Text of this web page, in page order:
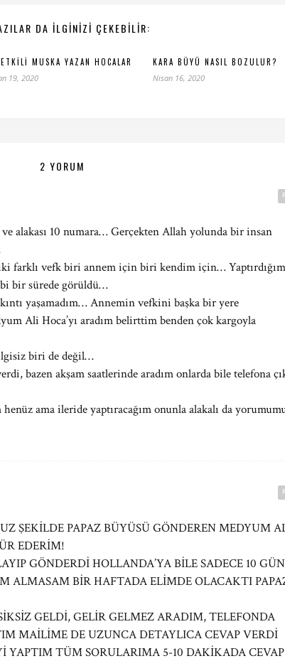
DA ILGINIZI ÇEKEBILIR:
MUSKA YAZAN HOCALAR
19, 2020
KARA BÜYÜ NASIL BOZULUR?
Nisan 16, 2020
2 YORUM
alakası 10 numara… Gerçekten Allah yolunda bir insan
farklı vefk biri annem için biri kendim için…
bir sürede görüldü…
yaşamadım… Annemin vefkini başka bir yere
Ali Hoca’yı aradım belirttim benden çok kargoyla
biri de değil…
bazen akşam saatlerinde aradım onlarda bile telefona
henüz ama ileride yaptıracağım onunla alakalı da
ŞEKİLDE PAPAZ BÜYÜSÜ GÖNDEREN MEDYUM
EDERİM!
GÖNDERDİ HOLLANDA’YA BİLE SADECE 10
ALMASAM BİR HAFTADA ELİMDE OLACAKTI
GELDİ, GELİR GELMEZ ARADIM, TELEFONDA
MAİLİME DE UZUNCA DETAYLICA CEVAP VERDİ
YAPTIM TÜM SORULARIMA 5-10 DAKİKADA CEVAP